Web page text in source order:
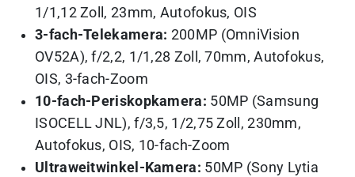
1/1,12 Zoll, 23mm, Autofokus, OIS
3-fach-Telekamera: 200MP (OmniVision
OV52A), f/2,2, 1/1,28 Zoll, 70mm, Autofokus,
OIS, 3-fach-Zoom
10-fach-Periskopkamera: 50MP (Samsung
ISOCELL JNL), f/3,5, 1/2,75 Zoll, 230mm,
Autofokus, OIS, 10-fach-Zoom
Ultraweitwinkel-Kamera: 50MP (Sony Lytia